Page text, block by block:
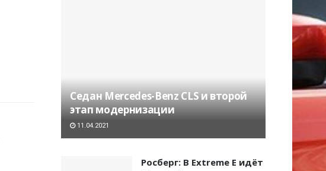
Седан Mercedes-Benz CLS и второй
этап модернизации
11.04.2021
Росберг: В Extreme E идёт